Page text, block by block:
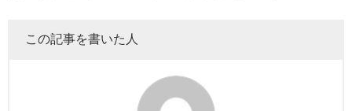
この記事を書いた人